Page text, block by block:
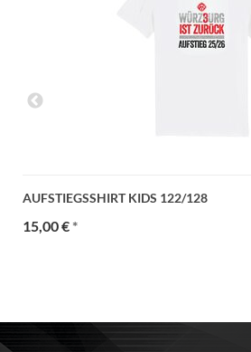
AUFSTIEGSSHIRT KIDS 122/128
15,00 €*